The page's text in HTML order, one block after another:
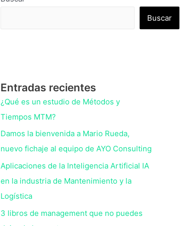
Buscar
Entradas recientes
¿Qué es un estudio de Métodos y
Tiempos MTM?
Damos la bienvenida a Mario Rueda,
nuevo fichaje al equipo de AYO Consulting
Aplicaciones de la Inteligencia Artificial IA
en la industria de Mantenimiento y la
Logística
3 libros de management que no puedes